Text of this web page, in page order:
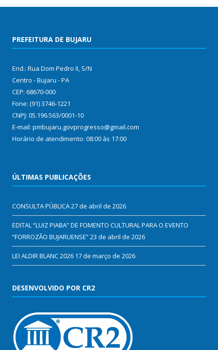
PREFEITURA DE BUJARU
End.: Rua Dom Pedro II, S/N
Centro - Bujaru - PA
CEP: 68670-000
Fone: (91) 3746-1221
CNPJ: 05.196.563/0001-10
E-mail: pmbujaru.govprogresso@gmail.com
Horário de atendimento: 08:00 às 17:00
ÚLTIMAS PUBLICAÇÕES
CONSULTA PÚBLICA27 de abril de 2026
EDITAL “LUIZ PIABA” DE FOMENTO CULTURAL PARA O EVENTO
“FORROZÃO BUJARUENSE”23 de abril de 2026
LEI ALDIR BLANC 2026 17 de março de 2026
DESENVOLVIDO POR CR2